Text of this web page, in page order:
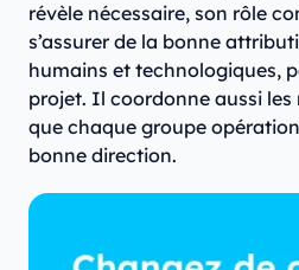
révèle nécessaire, son rôle
s’assurer de la bonne
humains et technologiques,
projet. Il coordonne aussi les
que chaque groupe
bonne direction.